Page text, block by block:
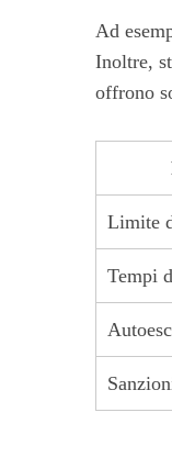
Ad
Inoltre,
offrono
Limite
Tempi